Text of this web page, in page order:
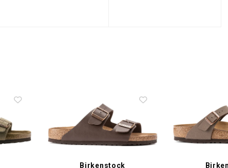
Add to
wishlist
Add to
wishlist
Birkenstock